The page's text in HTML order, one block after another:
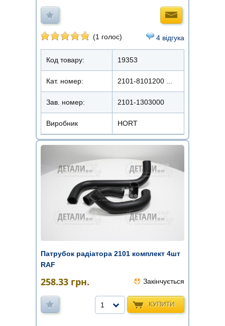
(1 голос) 4 відгука
Код товару: 19353
Кат. номер: 2101-8101200 ...
Зав. номер: 2101-1303000
Виробник HORT
Патрубок радіатора 2101 комплект 4шт
RAF
258.33 грн. Закінчується
КУПИТИ
1